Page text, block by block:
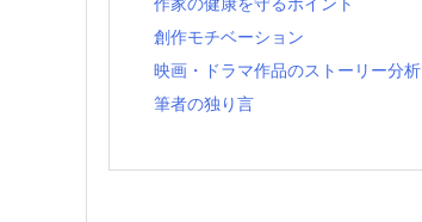
創作モチベーション
映画・ドラマ作品のストーリー分析
筆者の独り言